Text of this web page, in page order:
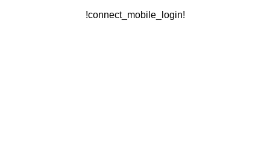
!connect_mobile_login!